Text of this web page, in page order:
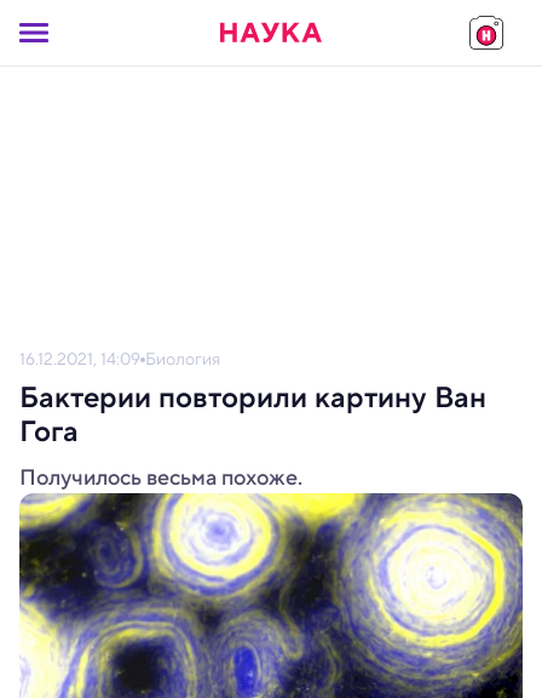
16.12.2021, 14:09 Биология
Бактерии повторили картину Ван
Гога
Получилось весьма похоже.